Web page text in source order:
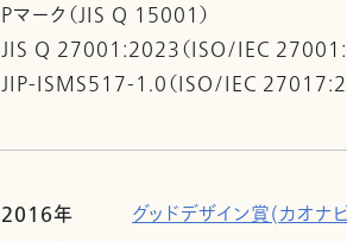
Pマーク（JIS Q 15001）
JIS Q 27001:2023（ISO/IEC
JIP-ISMS517-1.0（ISO/IEC
2016年
グッドデザイン賞(カオナ